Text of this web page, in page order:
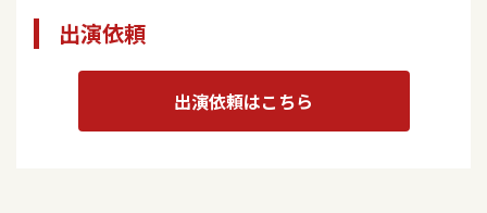
出演依頼
出演依頼はこちら